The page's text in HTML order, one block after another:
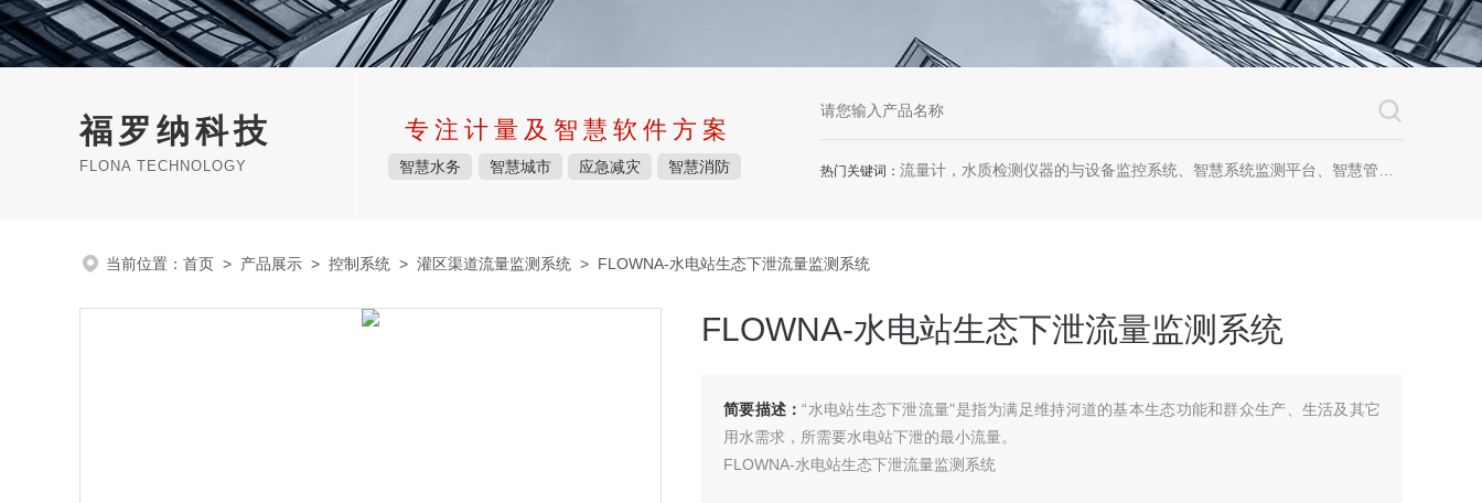
福罗纳科技
FLONA TECHNOLOGY
专注计量及智慧软件方案
智慧水务 智慧城市 应急减灾 智慧消防 热门关键词： 流量计，水质检测仪器的与设备监控系统、智慧系统监测平台、智慧管网监测系统、园区安全生产与消防安全一体化系统
当前位置： 首页 > 产品展示 > 控制系统 > 灌区渠道流量监测系统 > FLOWNA-水电站生态下泄流量监测系统
FLOWNA-水电站生态下泄流量监测系统
简要描述：“水电站生态下泄流量"是指为满足维持河道的基本生态功能和群众生产、生活及其它
用水需求，所需要水电站下泄的最小流量。
FLOWNA-水电站生态下泄流量监测系统